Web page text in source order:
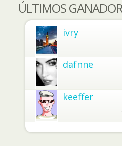
ÚLTIMOS
ivry
dafnne
keeffer